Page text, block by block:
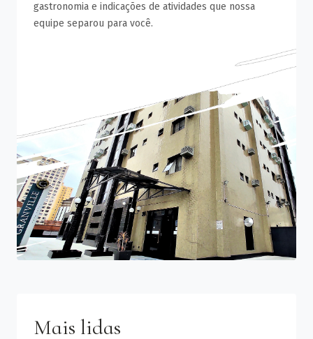
gastronomia e indicações de atividades que nossa
equipe separou para você.
Mais lidas